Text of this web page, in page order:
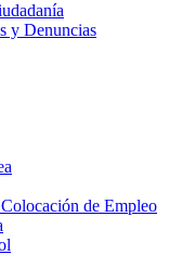
y Denuncias
de Empleo